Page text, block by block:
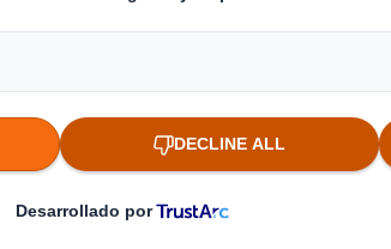
y
alta
Haz clic para ampliar